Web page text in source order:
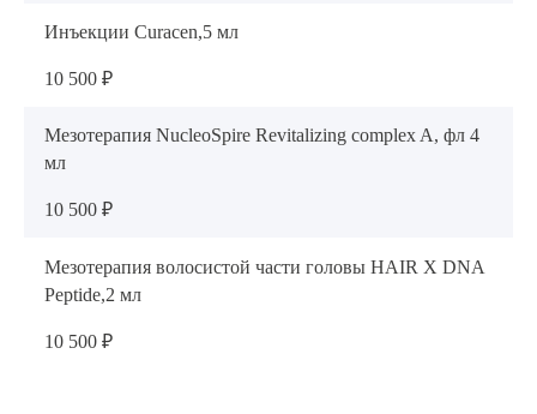
Инъекции Curacen,5 мл
10 500 ₽
Мезотерапия NucleoSpire Revitalizing complex A, фл 4
мл
10 500 ₽
Мезотерапия волосистой части головы HAIR X DNA
Peptide,2 мл
10 500 ₽